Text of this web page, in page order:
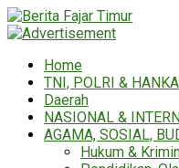
Home
TNI, POLRI &
Daerah
NASIONAL &
AGAMA, SOSIAL,
Hukum &